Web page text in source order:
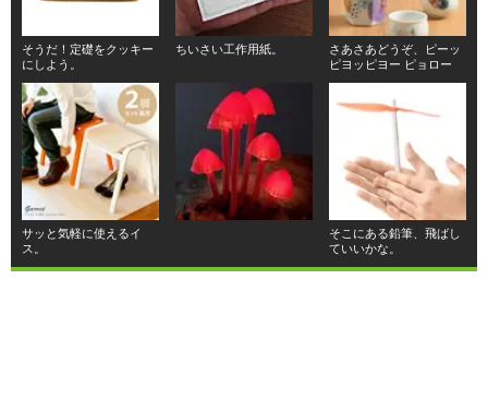
そうだ！定礎をクッキー
にしよう。
ちいさい工作用紙。
さあさあどうぞ、ピーッ
ピヨッピヨー ピョロー
サッと気軽に使えるイ
ス。
そこにある鉛筆、飛ばし
ていいかな。